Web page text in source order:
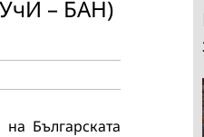
– БАН)
Българската